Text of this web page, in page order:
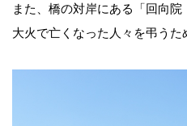
また、橋の対岸にある「回向
大火で亡くなった人々を弔うた